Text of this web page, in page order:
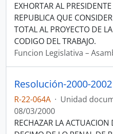
EXHORTAR AL
REPUBLICA QUE
TOTAL AL PROYECTO DE
CODIGO DEL TRABAJO.
Funcion Legislativa –
Resolución-2000-2002
R-22-064A · Unidad
08/03/2000
RECHAZAR LA